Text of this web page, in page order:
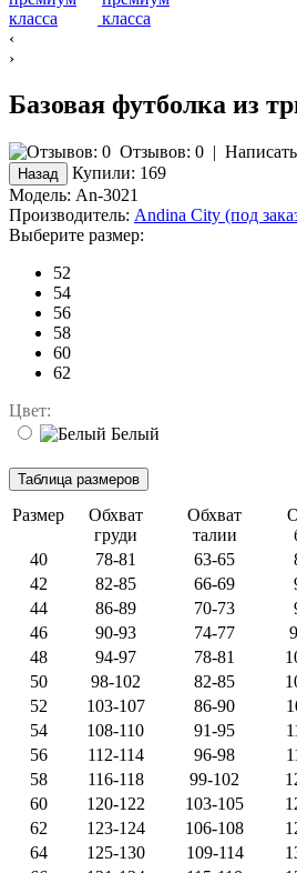
‹
›
Базовая футболка из
Отзывов: 0 |
Купили: 169
Модель: An-3021
Производитель: Andina City (под
Выберите размер:
52
54
56
58
60
62
Цвет:
Белый
Размер
Обхват
груди
Обхват
талии
40 78-81 63-65
42
82-85 66-69
44
86-89 70-73
46
90-93 74-77
48
94-97 78-81
50
98-102 82-85
52
103-107 86-90
54
108-110 91-95
56
112-114 96-98
58
116-118 99-102
60
120-122 103-105
62
123-124 106-108
64
125-130 109-114